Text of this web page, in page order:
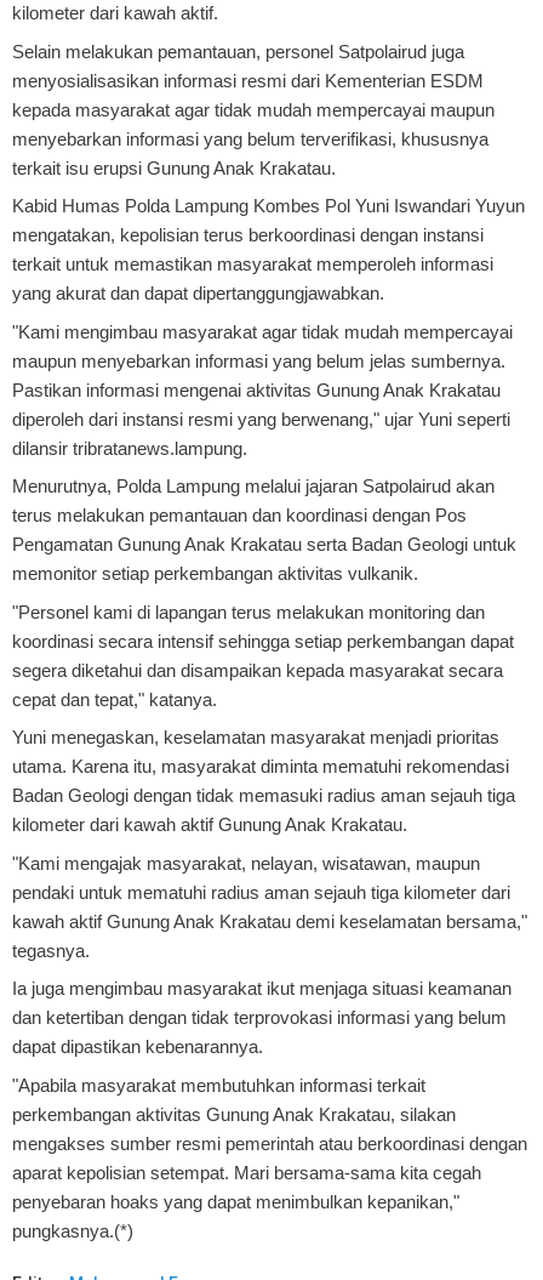
kilometer dari kawah aktif.
Selain melakukan pemantauan, personel Satpolairud juga
menyosialisasikan informasi resmi dari Kementerian ESDM
kepada masyarakat agar tidak mudah mempercayai maupun
menyebarkan informasi yang belum terverifikasi, khususnya
terkait isu erupsi Gunung Anak Krakatau.
Kabid Humas Polda Lampung Kombes Pol Yuni Iswandari Yuyun
mengatakan, kepolisian terus berkoordinasi dengan instansi
terkait untuk memastikan masyarakat memperoleh informasi
yang akurat dan dapat dipertanggungjawabkan.
"Kami mengimbau masyarakat agar tidak mudah mempercayai
maupun menyebarkan informasi yang belum jelas sumbernya.
Pastikan informasi mengenai aktivitas Gunung Anak Krakatau
diperoleh dari instansi resmi yang berwenang," ujar Yuni seperti
dilansir tribratanews.lampung.
Menurutnya, Polda Lampung melalui jajaran Satpolairud akan
terus melakukan pemantauan dan koordinasi dengan Pos
Pengamatan Gunung Anak Krakatau serta Badan Geologi untuk
memonitor setiap perkembangan aktivitas vulkanik.
"Personel kami di lapangan terus melakukan monitoring dan
koordinasi secara intensif sehingga setiap perkembangan dapat
segera diketahui dan disampaikan kepada masyarakat secara
cepat dan tepat," katanya.
Yuni menegaskan, keselamatan masyarakat menjadi prioritas
utama. Karena itu, masyarakat diminta mematuhi rekomendasi
Badan Geologi dengan tidak memasuki radius aman sejauh tiga
kilometer dari kawah aktif Gunung Anak Krakatau.
"Kami mengajak masyarakat, nelayan, wisatawan, maupun
pendaki untuk mematuhi radius aman sejauh tiga kilometer dari
kawah aktif Gunung Anak Krakatau demi keselamatan bersama,"
tegasnya.
Ia juga mengimbau masyarakat ikut menjaga situasi keamanan
dan ketertiban dengan tidak terprovokasi informasi yang belum
dapat dipastikan kebenarannya.
"Apabila masyarakat membutuhkan informasi terkait
perkembangan aktivitas Gunung Anak Krakatau, silakan
mengakses sumber resmi pemerintah atau berkoordinasi dengan
aparat kepolisian setempat. Mari bersama-sama kita cegah
penyebaran hoaks yang dapat menimbulkan kepanikan,"
pungkasnya.(*)